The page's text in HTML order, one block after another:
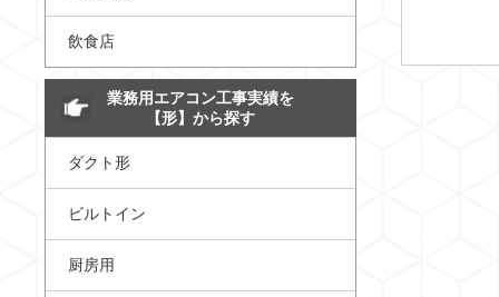
飲食店
業務用エアコン工事実績を
【形】から探す
ダクト形
ビルトイン
厨房用